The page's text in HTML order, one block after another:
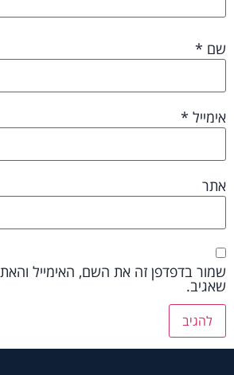
שם *
אימייל *
אתר
שמור בדפדפן זה את השם, האימייל
שאגיב.